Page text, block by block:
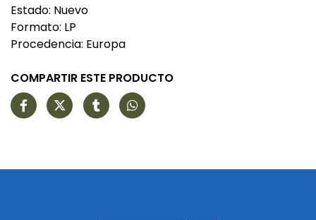
Estado: Nuevo
Formato: LP
Procedencia: Europa
COMPARTIR ESTE PRODUCTO